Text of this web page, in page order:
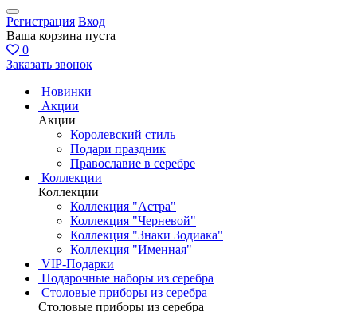
Регистрация Вход
Ваша корзина пуста
0
Заказать звонок
Новинки
Акции
Акции
Королевский стиль
Подари праздник
Православие в серебре
Коллекции
Коллекции
Коллекция "Астра"
Коллекция "Черневой"
Коллекция "Знаки Зодиака"
Коллекция "Именная"
VIP-Подарки
Подарочные наборы из серебра
Столовые приборы из серебра
Столовые приборы из серебра